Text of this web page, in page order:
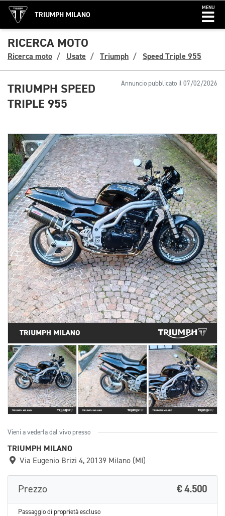
TRIUMPH MILANO
MENU
RICERCA MOTO
Ricerca moto Usate Triumph Speed Triple 955
Annuncio pubblicato il 07/02/2026
TRIUMPH SPEED
TRIPLE 955
Vieni a vederla dal vivo presso
TRIUMPH MILANO
Via Eugenio Brizi 4, 20139 Milano (MI)
Prezzo € 4.500
Passaggio di proprietà escluso